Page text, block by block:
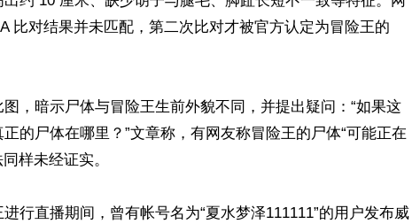
比对结果并未匹配，第二次比对才被官方认定为冒险王的
，暗示尸体与冒险王生前外貌不同，并提出疑问：“如果这
的尸体在哪里？”文章称，有网友称冒险王的尸体“可能正在
样未经证实。
行直播期间，曾有帐号名为“夏水梦泽111111”的用户发布威